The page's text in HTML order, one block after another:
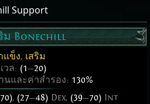
Support
ม Bonechill
แข็ง, เสริม
วล: (1—20)
และค่าสำรอง: 130%
70), (27—48) Dex, (39—70) Int